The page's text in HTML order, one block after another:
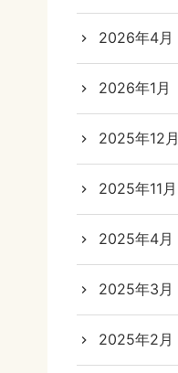
2026年4月
2026年1月
2025年12月
2025年11月
2025年4月
2025年3月
2025年2月